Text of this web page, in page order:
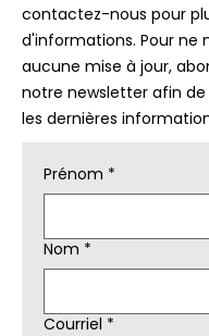
contactez-nous pour
d'informations. Pour ne
aucune mise à jour,
notre newsletter afin
les dernières
Prénom *
Nom *
Courriel *